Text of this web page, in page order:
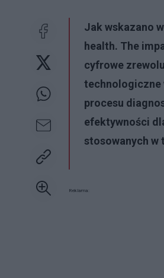
Jak wskazano
health. The
cyfrowe
technologiczne
procesu
efektywności
stosowanych
Reklama: